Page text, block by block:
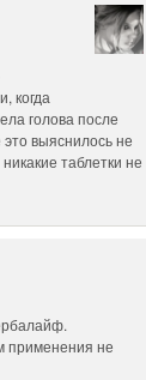
когда
голова после
выяснилось не
таблетки не
применения не